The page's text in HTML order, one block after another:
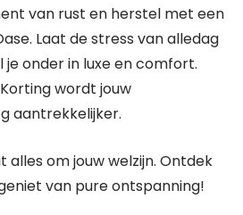
van rust en herstel met een
Laat de stress van alledag
onder in luxe en comfort.
wordt jouw
aantrekkelijker.
alles om jouw welzijn. Ontdek
van pure ontspanning!